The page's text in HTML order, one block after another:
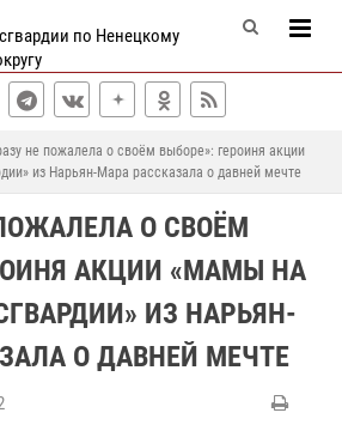
по Ненецкому
не пожалела о своём выборе»: героиня акции
из Нарьян-Мара рассказала о давней мечте
О СВОЁМ
АКЦИИ «МАМЫ НА
ИЗ НАРЬЯН-
О ДАВНЕЙ МЕЧТЕ